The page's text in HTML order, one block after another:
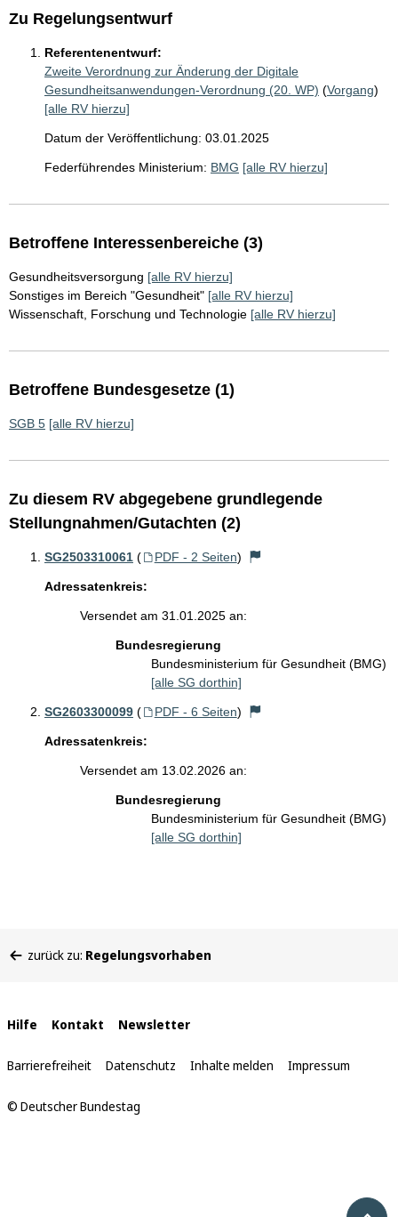
Zu Regelungsentwurf
Referentenentwurf:
Zweite Verordnung zur Änderung der Digitale
Gesundheitsanwendungen-Verordnung (20. WP) (Vorgang)
[alle RV hierzu]
Datum der Veröffentlichung: 03.01.2025
Federführendes Ministerium: BMG [alle RV hierzu]
Betroffene Interessenbereiche (3)
Gesundheitsversorgung [alle RV hierzu]
Sonstiges im Bereich "Gesundheit" [alle RV hierzu]
Wissenschaft, Forschung und Technologie [alle RV hierzu]
Betroffene Bundesgesetze (1)
SGB 5 [alle RV hierzu]
Zu diesem RV abgegebene grundlegende
Stellungnahmen/Gutachten (2)
SG2503310061 ( PDF - 2 Seiten)
Adressatenkreis:
Versendet am 31.01.2025 an:
Bundesregierung
Bundesministerium für Gesundheit (BMG)
[alle SG dorthin]
SG2603300099 ( PDF - 6 Seiten)
Adressatenkreis:
Versendet am 13.02.2026 an:
Bundesregierung
Bundesministerium für Gesundheit (BMG)
[alle SG dorthin]
befinden
zurück zu: Regelungsvorhaben
Interne
Links
Hilfe Kontakt Newsletter
Barrierefreiheit Datenschutz Inhalte melden Impressum
© Deutscher Bundestag